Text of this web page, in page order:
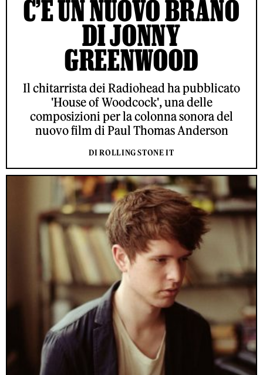
C’È UN NUOVO BRANO
DI JONNY
GREENWOOD
Il chitarrista dei Radiohead ha pubblicato
'House of Woodcock', una delle
composizioni per la colonna sonora del
nuovo film di Paul Thomas Anderson
DI ROLLING STONE IT